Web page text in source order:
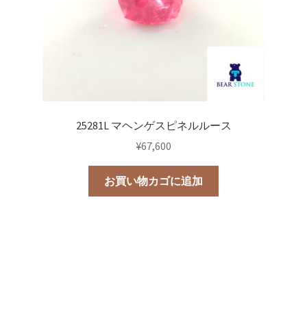
25281L マヘンゲスピネルルース
¥67,600
お買い物カゴに追加